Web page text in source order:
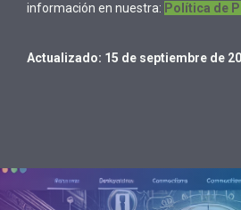
información en nuestra: Política de
Actualizado: 15 de septiembre de